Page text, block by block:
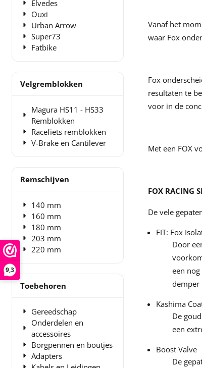
9,3
Elvedes
Ouxi
Urban Arrow
Super73
Fatbike
Velgremblokken
Magura HS11 - HS33
Remblokken
Racefiets remblokken
V-Brake en Cantilever
Remschijven
140 mm
160 mm
180 mm
203 mm
220 mm
Toebehoren
Gereedschap
Onderdelen en
accessoires
Borgpennen en boutjes
Adapters
Vanaf het
waar Fox
Fox
resultaten te
voor in de
Met een FOX
FOX RACING
De vele
FIT: Fox
Door
een
demper
Kashima
De
een
Boost Valve
De